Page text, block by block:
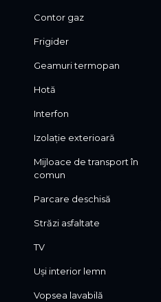
Contor gaz
Frigider
Geamuri termopan
Hotă
Interfon
Izolație exterioară
Mijloace de transport în
comun
Parcare deschisă
Străzi asfaltate
TV
Uși interior lemn
Vopsea lavabilă